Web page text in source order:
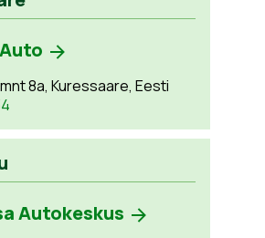
8a, Kuressaare, Eesti
Autokeskus